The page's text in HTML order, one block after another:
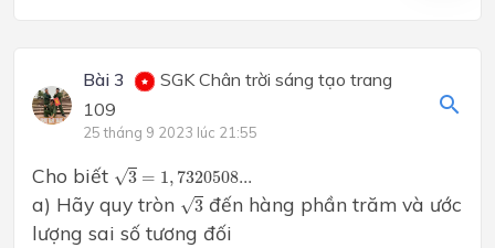
Bài 3
SGK Chân trời sáng tạo trang
109
25 tháng 9 2023 lúc 21:55
Cho biết √3 = 1, 7320508...
=1 7320508...
a) Hãy quy tròn √3 đến hàng phần trăm và ước
lượng sai số tương đối